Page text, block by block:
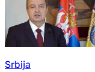
Srbija